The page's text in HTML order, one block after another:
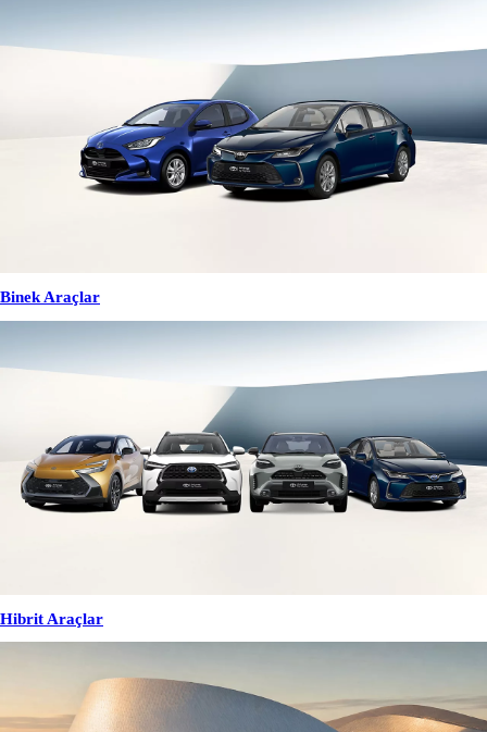
Binek Araçlar
Hibrit Araçlar